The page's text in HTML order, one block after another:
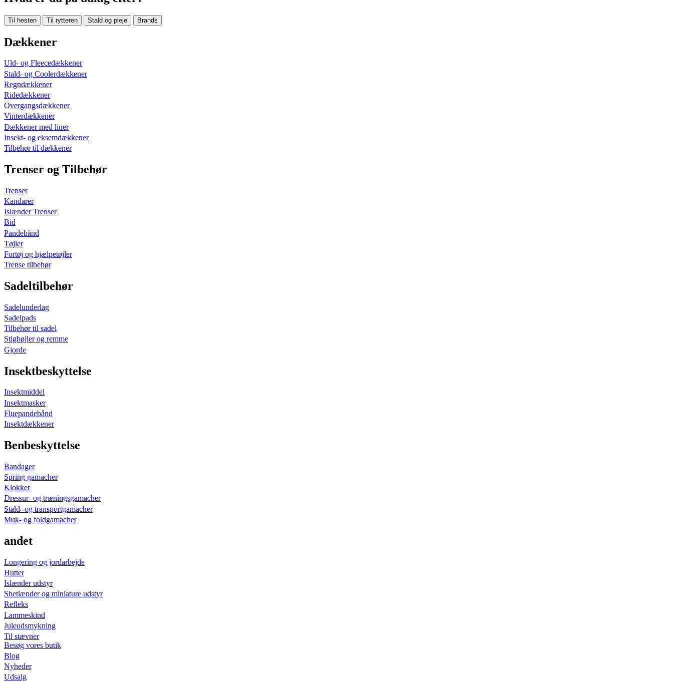
Til hesten Til rytteren Stald og pleje Brands
Dækkener
Uld- og Fleecedækkener
Stald- og Coolerdækkener
Regndækkener
Ridedækkener
Overgangsdækkener
Vinterdækkener
Dækkener med liner
Insekt- og eksemdækkener
Tilbehør til dækkener
Trenser og Tilbehør
Trenser
Kandarer
Islænder Trenser
Bid
Pandebånd
Tøjler
Fortøj og hjælpetøjler
Trense tilbehør
Sadeltilbehør
Sadelunderlag
Sadelpads
Tilbehør til sadel
Stigbøjler og remme
Gjorde
Insektbeskyttelse
Insektmiddel
Insektmasker
Fluepandebånd
Insektdækkener
Benbeskyttelse
Bandager
Spring gamacher
Klokker
Dressur- og træningsgamacher
Stald- og transportgamacher
Muk- og foldgamacher
andet
Longering og jordarbejde
Hutter
Islænder udstyr
Shetlænder og miniature udstyr
Refleks
Lammeskind
Juleudsmykning
Til stævner
Besøg vores butik
Blog
Nyheder
Udsalg